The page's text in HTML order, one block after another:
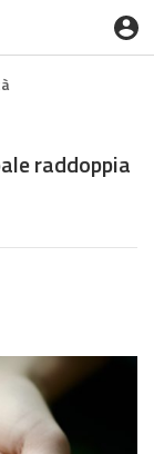
raddoppia